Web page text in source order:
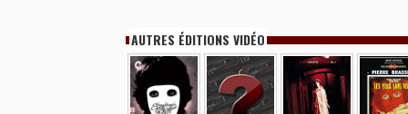
AUTRES ÉDITIONS VIDÉO